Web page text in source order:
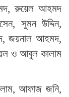
রুয়েল আহমদ
সুমন উদ্দিন,
জয়নাল আহমদ,
ও আবুল কালাম
আফাজ জনি,